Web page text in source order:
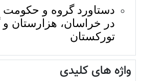
دستاورد گروه و حکومت
در خراسان، هزارستان و
تورکستان
واژه های کلیدی